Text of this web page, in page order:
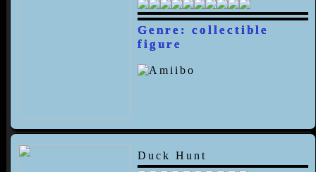
Genre: collectible
figure
Duck Hunt